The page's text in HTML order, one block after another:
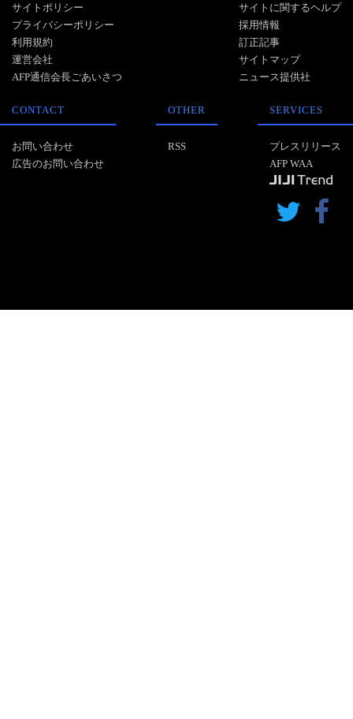
サイトポリシー
プライバシーポリシー
利用規約
運営会社
AFP通信会長ごあいさつ
サイトに関するヘルプ
採用情報
訂正記事
サイトマップ
ニュース提供社
CONTACT
お問い合わせ
広告のお問い合わせ
OTHER
RSS
SERVICES
プレスリリース
AFP WAA